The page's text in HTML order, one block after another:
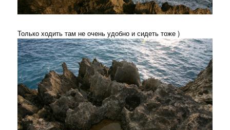
Только ходить там не очень удобно и сидеть тоже )